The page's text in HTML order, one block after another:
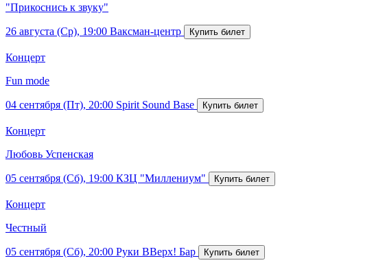
"Прикоснись к звуку"
26 августа (Ср), 19:00 Ваксман-центр
Концерт
Fun mode
04 сентября (Пт), 20:00 Spirit Sound Base
Концерт
Любовь Успенская
05 сентября (Сб), 19:00 КЗЦ "Миллениум"
Концерт
Честный
05 сентября (Сб), 20:00 Руки ВВерх! Бар